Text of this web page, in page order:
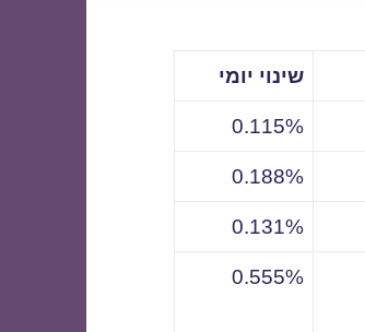
שינוי יומי
0.115%
0.188%
0.131%
0.555%